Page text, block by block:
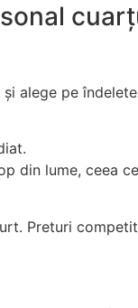
alege pe
din lume, ceea
Preturi